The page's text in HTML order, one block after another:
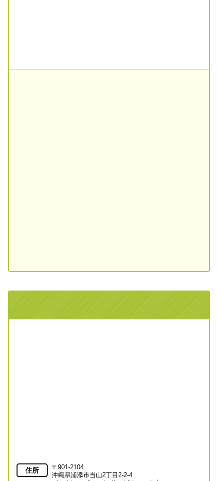
住所
〒901-2104
沖縄県浦添市当山2丁目2-2-4